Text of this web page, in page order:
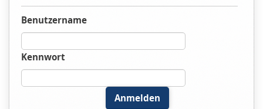
Benutzername
Kennwort
Anmelden